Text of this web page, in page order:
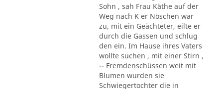
Sohn , sah Frau Käthe auf der
Weg nach K er Nöschen war
zu, mit ein Geächteter, eilte er
durch die Gassen und schlug
den ein. Im Hause ihres Vaters
wollte suchen , mit einer Stirn ,
-- Fremdenschüssen weit mit
Blumen wurden sie
Schwiegertochter die in